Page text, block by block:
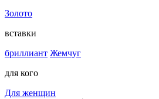
Золото
вставки
бриллиант Жемчуг
для кого
Для женщин